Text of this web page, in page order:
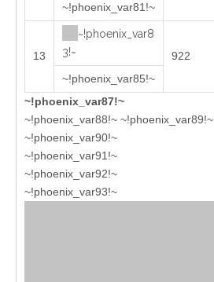
~!phoenix_var81!~
13
~!phoenix_var8
3!~
922
~!phoenix_var85!~
~!phoenix_var87!~
~!phoenix_var88!~ ~!phoenix_var89!~
~!phoenix_var90!~
~!phoenix_var91!~
~!phoenix_var92!~
~!phoenix_var93!~